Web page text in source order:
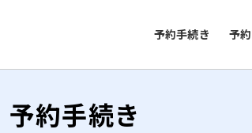
予約手続き 予
予約手続き